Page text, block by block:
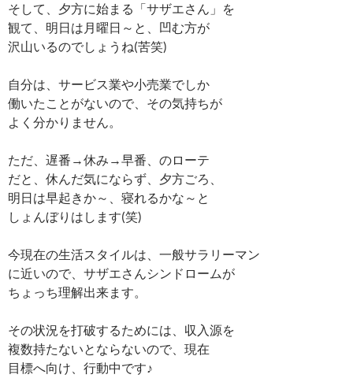
そして、夕方に始まる「サザエさん」を
観て、明日は月曜日～と、凹む方が
沢山いるのでしょうね(苦笑)
自分は、サービス業や小売業でしか
働いたことがないので、その気持ちが
よく分かりません。
ただ、遅番→休み→早番、のローテ
だと、休んだ気にならず、夕方ごろ、
明日は早起きか～、寝れるかな～と
しょんぼりはします(笑)
今現在の生活スタイルは、一般サラリーマン
に近いので、サザエさんシンドロームが
ちょっち理解出来ます。
その状況を打破するためには、収入源を
複数持たないとならないので、現在
目標へ向け、行動中です♪